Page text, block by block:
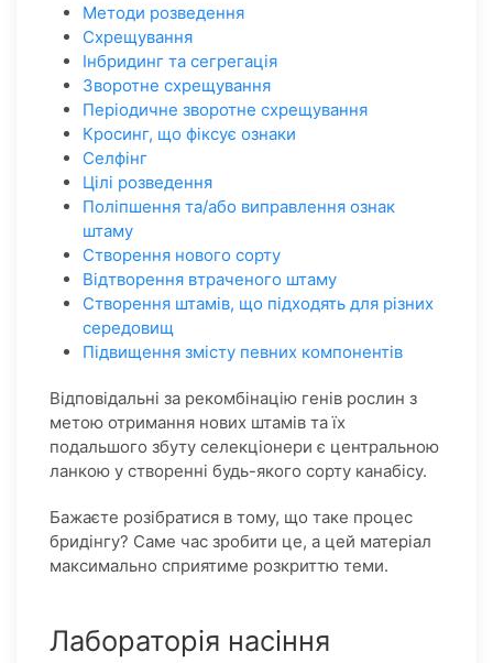
Методи розведення
Схрещування
Інбридинг та сегрегація
Зворотне схрещування
Періодичне зворотне схрещування
Кросинг, що фіксує ознаки
Селфінг
Цілі розведення
Поліпшення та/або виправлення ознак
штаму
Створення нового сорту
Відтворення втраченого штаму
Створення штамів, що підходять для різних
середовищ
Підвищення змісту певних компонентів
Відповідальні за рекомбінацію генів рослин з
метою отримання нових штамів та їх
подальшого збуту селекціонери є центральною
ланкою у створенні будь-якого сорту канабісу.
Бажаєте розібратися в тому, що таке процес
бридінгу? Саме час зробити це, а цей матеріал
максимально сприятиме розкриттю теми.
Лабораторія насіння